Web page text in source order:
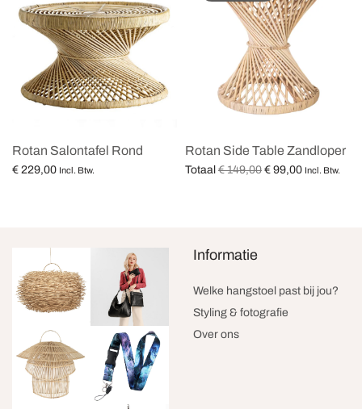
Rotan Salontafel Rond
€ 229,00 Incl. Btw.
Rotan Side Table Zandloper
Totaal €149,00 Oorspronkelijke
€ 99,00Huidige
Incl. Btw.
Informatie
Welke hangstoel past bij jou?
Styling & fotografie
Over ons